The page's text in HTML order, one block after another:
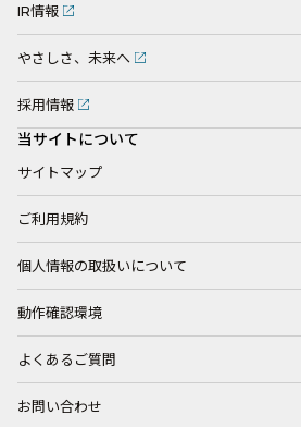
IR情報
やさしさ、未来へ
採用情報
当サイトについて
サイトマップ
ご利用規約
個人情報の取扱いについて
動作確認環境
よくあるご質問
お問い合わせ